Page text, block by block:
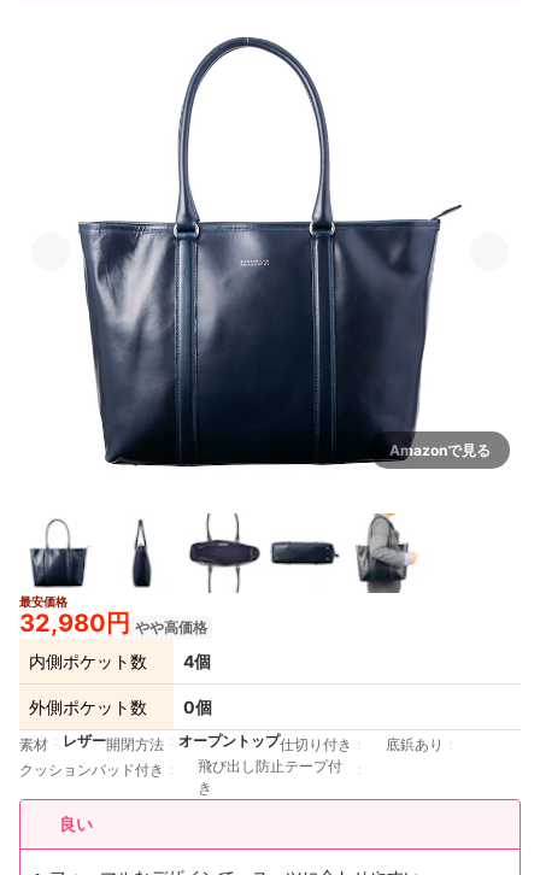
Amazonで見る
最安価格
32,980円 やや高価格
内側ポケット数 4個
外側ポケット数 0個
素材 レザー開閉方法 オープントップ仕切り付き
底鋲あり
クッションパッド付き
飛び出し防止テープ付
き
良い